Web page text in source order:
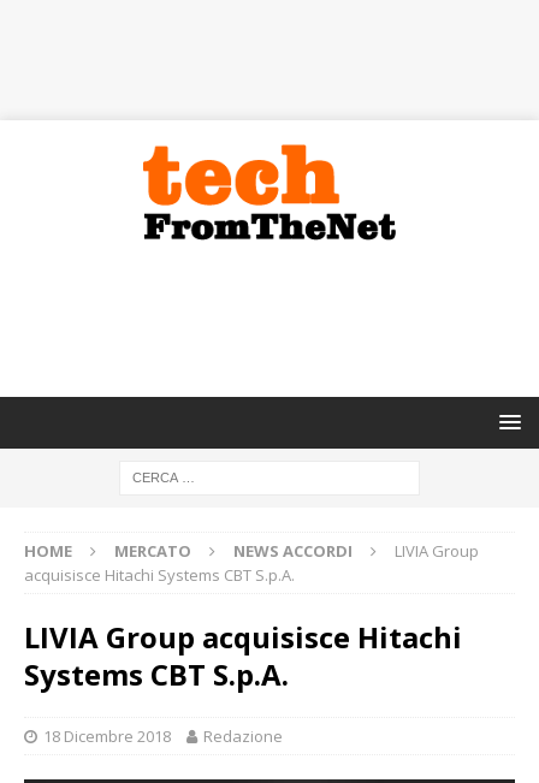
HOME MERCATO NEWS ACCORDI
LIVIA Group
acquisisce Hitachi Systems CBT S.p.A.
LIVIA Group acquisisce Hitachi
Systems CBT S.p.A.
18 Dicembre 2018 Redazione